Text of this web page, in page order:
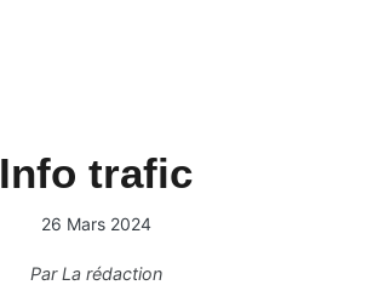
Info trafic
26 Mars 2024
ParLa rédaction